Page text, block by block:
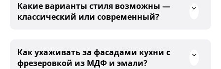
Какие варианты стиля возможны —
классический или современный?
Как ухаживать за фасадами кухни с
фрезеровкой из МДФ и эмали?